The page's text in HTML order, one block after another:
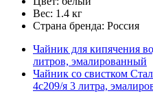
Вес: 1.4 кг
Страна бренда: Россия
Чайник для кипячения
литров, эмалированный
Чайник со свистком
4с209/я 3 литра,